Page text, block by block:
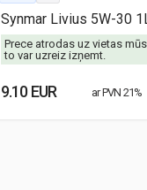
Synmar Livius 5W-30
Prece atrodas uz vietas
to var uzreiz izņemt.
9.10 EUR ar PVN 21%